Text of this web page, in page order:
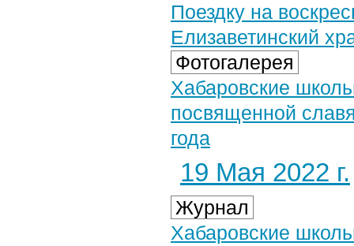
Поездку на
Елизаветинский
Фотогалерея
Хабаровские
посвященной
года
19 Мая 2022 г.
Журнал
Хабаровские